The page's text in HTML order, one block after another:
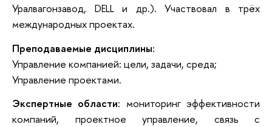
Уралвагонзавод, DELL и др.). Участвовал в трёх
международных проектах.
Преподаваемые дисциплины:
Управление компанией: цели, задачи, среда;
Управление проектами.
Экспертные области: мониторинг эффективности
компаний, проектное управление, связь с